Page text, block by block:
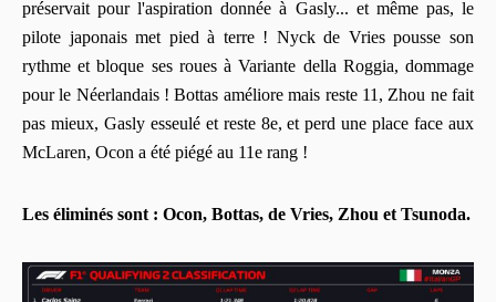
préservait pour l'aspiration donnée à Gasly... et même pas, le
pilote japonais met pied à terre ! Nyck de Vries pousse son
rythme et bloque ses roues à Variante della Roggia, dommage
pour le Néerlandais ! Bottas améliore mais reste 11, Zhou ne fait
pas mieux, Gasly esseulé et reste 8e, et perd une place face aux
McLaren, Ocon a été piégé au 11e rang !
Les éliminés sont : Ocon, Bottas, de Vries, Zhou et Tsunoda.